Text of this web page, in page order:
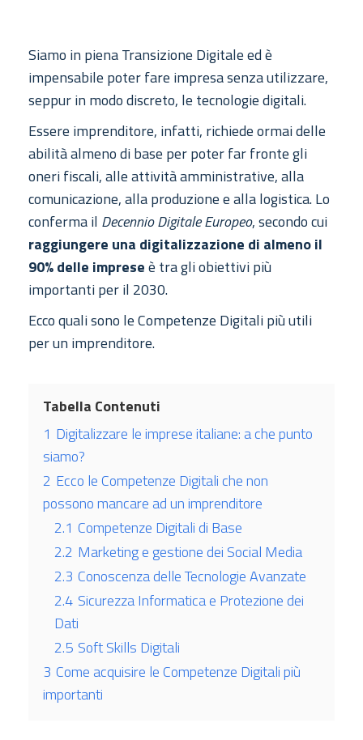
Siamo in piena Transizione Digitale ed è
impensabile poter fare impresa senza utilizzare,
seppur in modo discreto, le tecnologie digitali.
Essere imprenditore, infatti, richiede ormai delle
abilità almeno di base per poter far fronte gli
oneri fiscali, alle attività amministrative, alla
comunicazione, alla produzione e alla logistica. Lo
conferma il Decennio Digitale Europeo, secondo cui
raggiungere una digitalizzazione di almeno il
90% delle impreseè tra gli obiettivi più
importanti per il 2030.
Ecco quali sono le Competenze Digitali più utili
per un imprenditore.
Tabella Contenuti
1 Digitalizzare le imprese italiane: a che punto
siamo?
2 Ecco le Competenze Digitali che non
possono mancare ad un imprenditore
2.1 Competenze Digitali di Base
2.2 Marketing e gestione dei Social Media
2.3 Conoscenza delle Tecnologie Avanzate
2.4 Sicurezza Informatica e Protezione dei
Dati
2.5 Soft Skills Digitali
3 Come acquisire le Competenze Digitali più
importanti